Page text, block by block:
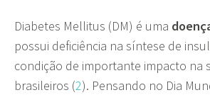
Diabetes Mellitus (DM) é uma
possui deficiência na síntese de
condição de importante impacto na
brasileiros (2). Pensando no Dia